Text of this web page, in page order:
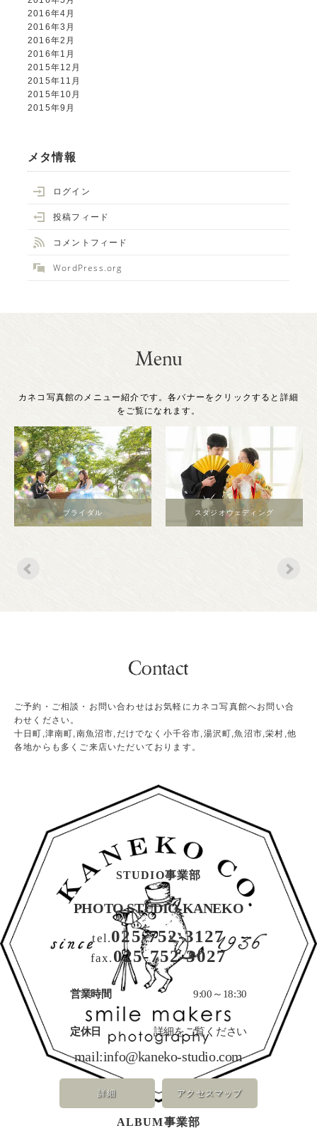
2016年4月
2016年3月
2016年2月
2016年1月
2015年12月
2015年11月
2015年10月
2015年9月
メタ情報
ログイン
投稿フィード
コメントフィード
WordPress.org
カネコ写真館のメニュー紹介です。各バナーをクリックすると詳細
をご覧になれます。
ブライダル スタジオウェディング
ご予約・ご相談・お問い合わせはお気軽にカネコ写真館へお問い合
わせください。
十日町,津南町,南魚沼市,だけでなく小千谷市,湯沢町,魚沼市,栄村,他
各地からも多くご来店いただいております。
STUDIO事業部
PHOTO STUDIO KANEKO
tel.025-752-3127
fax. 025-752-3027
営業時間 9:00～18:30
定休日 詳細をご覧ください
mail:info@kaneko-studio.com
詳細 アクセスマップ
ALBUM事業部